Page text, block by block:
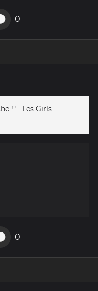
0
!" - Les Girls
0